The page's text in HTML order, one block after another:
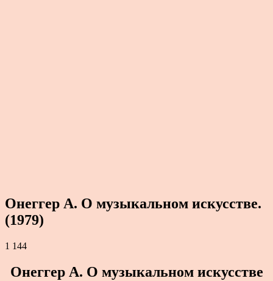
Онеггер А. О музыкальном искусстве.
(1979)
1 144
Онеггер А. О музыкальном искусстве